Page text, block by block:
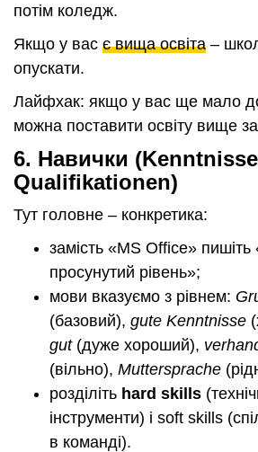
потім коледж.
Якщо у вас є вища освіта –
опускати.
Лайфхак: якщо у вас ще мало
можна поставити освіту вище
6. Навички
Qualifikationen)
Тут головне – конкретика:
замість «MS Office»
просунутий рівень»;
мови вказуємо з рівнем:
(базовий), gute Kenntnisse
gut(дуже хороший),
(вільно), Muttersprache
розділіть hard skills
інструменти) і soft skills
в команді).